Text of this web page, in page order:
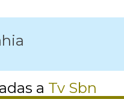
a Tv Sbn